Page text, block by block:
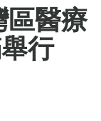
醫療
行